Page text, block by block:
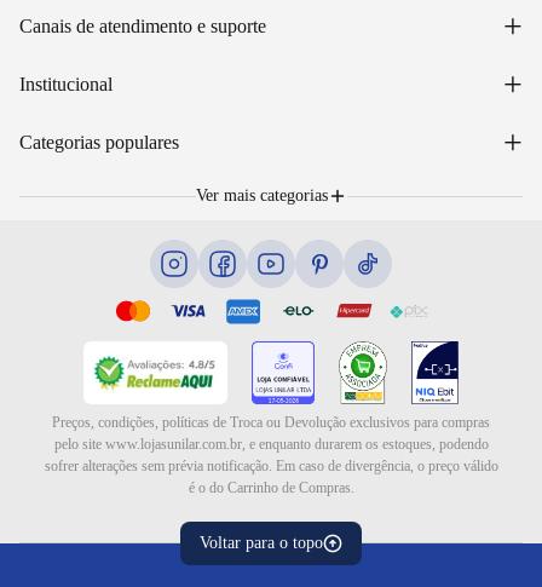
Canais de atendimento e suporte +
Acompanhar pedido
Email: sac@lojasunilar.com.br
Institucional +
Política de entregas
Portal de Vagas
Categorias populares +
Ver mais categorias
Preços, condições, políticas de Troca ou Devolução exclusivos para compras
pelo site www.lojasunilar.com.br, e enquanto durarem os estoques, podendo
sofrer alterações sem prévia notificação. Em caso de divergência, o preço válido
é o do Carrinho de Compras.
Voltar para o topo